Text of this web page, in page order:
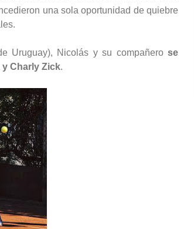
una sola oportunidad de quiebre
Uruguay), Nicolás y su compañerose
Charly Zick.